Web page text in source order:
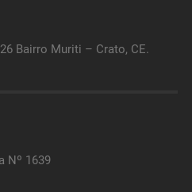
Bairro Muriti – Crato, CE.
Nº 1639